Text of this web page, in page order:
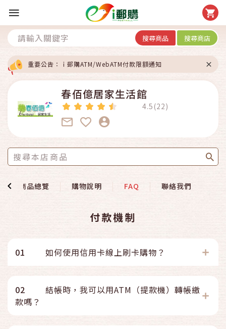
搜尋商品 搜尋商店
重要公告：ｉ郵購ATM/WebATM付款限額通知
春佰億居家生活館
4.5(22)
商品總覽 購物說明 FAQ 聯絡我們
付款機制
01 如何使用信用卡線上刷卡購物？
02
結帳時，我可以用ATM（提款機）轉帳繳
款嗎？